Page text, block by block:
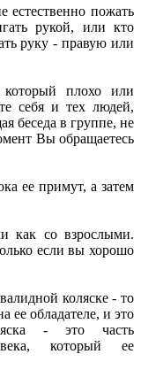
естественно пожать
рукой, или кто
руку - правую или
который плохо или
себя и тех людей,
беседа в группе, не
Вы обращаетесь
ее примут, а затем
как со взрослыми.
если вы хорошо
коляске - то
ее обладателе, и это
- это часть
который ее